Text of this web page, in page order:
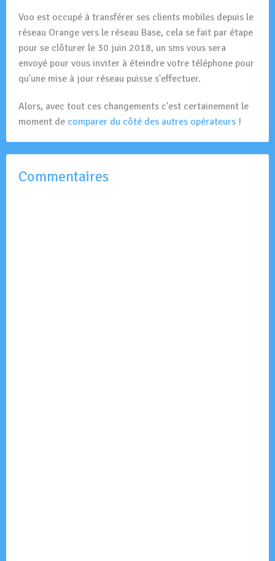
Voo est occupé à transférer ses clients mobiles depuis le
réseau Orange vers le réseau Base, cela se fait par étape
pour se clôturer le 30 juin 2018, un sms vous sera
envoyé pour vous inviter à éteindre votre téléphone pour
qu'une mise à jour réseau puisse s'effectuer.
Alors, avec tout ces changements c'est certainement le
moment de comparer du côté des autres opérateurs !
Commentaires